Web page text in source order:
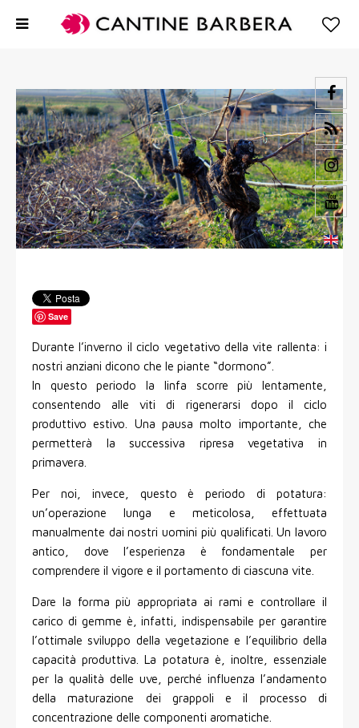
Save
Durante l’inverno il ciclo vegetativo della vite rallenta: i
nostri anziani dicono che le piante “dormono”.
In questo periodo la linfa scorre più lentamente,
consentendo alle viti di rigenerarsi dopo il ciclo
produttivo estivo. Una pausa molto importante, che
permetterà la successiva ripresa vegetativa in
primavera.
Per noi, invece, questo è periodo di potatura:
un’operazione lunga e meticolosa, effettuata
manualmente dai nostri uomini più qualificati. Un lavoro
antico, dove l’esperienza è fondamentale per
comprendere il vigore e il portamento di ciascuna vite.
Dare la forma più appropriata ai rami e controllare il
carico di gemme è, infatti, indispensabile per garantire
l’ottimale sviluppo della vegetazione e l’equilibrio della
capacità produttiva. La potatura è, inoltre, essenziale
per la qualità delle uve, perché influenza l’andamento
della maturazione dei grappoli e il processo di
concentrazione delle componenti aromatiche.